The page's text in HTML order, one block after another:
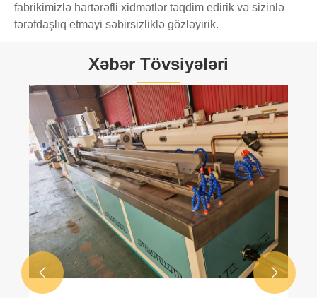
fabrikimizlə hərtərəfli xidmətlər təqdim edirik və sizinlə
tərəfdaşlıq etməyi səbirsizliklə gözləyirik.
Xəbər Tövsiyələri
 